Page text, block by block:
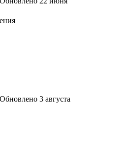
Обновлено 3 августа